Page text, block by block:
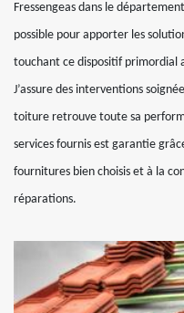
Fressengeas dans le
possible pour apporter les
touchant ce dispositif primordial
J’assure des interventions
toiture retrouve toute sa
services fournis est garantie
fournitures bien choisis et à la
réparations.